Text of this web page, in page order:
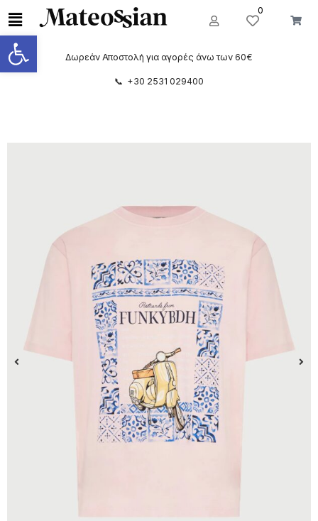
Ανοίξτε τη γραμμή εργαλείων
0
Δωρεάν Αποστολή για αγορές άνω των 60€
📞 +30 2531 029400